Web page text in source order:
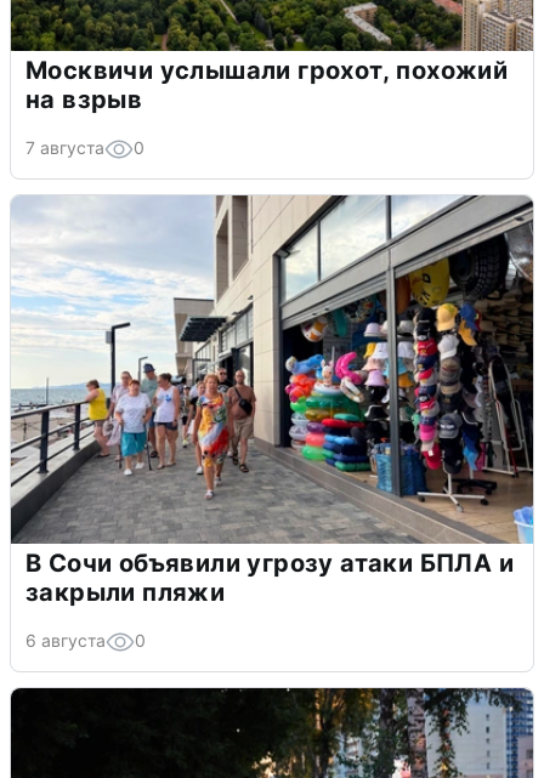
Москвичи услышали грохот, похожий
на взрыв
7 августа 0
В Сочи объявили угрозу атаки БПЛА и
закрыли пляжи
6 августа 0